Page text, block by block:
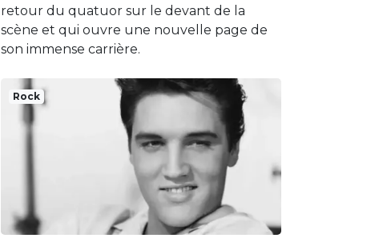
retour du quatuor sur le devant de la
scène et qui ouvre une nouvelle page de
son immense carrière.
Rock